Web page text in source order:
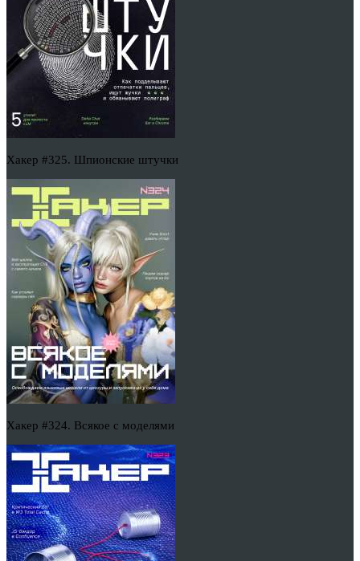
Хакер #325. Шпионские штучки
Хакер #324. Всякое с моделями